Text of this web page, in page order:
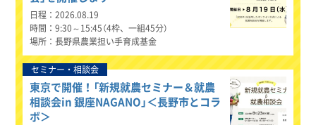
日程
2026.08.19
時間
9:30～15:45（4枠、一組45分）
場所
長野県農業担い手育成基金
セミナー・相談会
東京で開催！「新規就農セミナー＆就農
相談会in 銀座NAGANO」＜長野市とコラ
ボ＞